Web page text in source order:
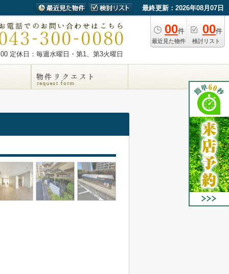
最終更新：2026年08月07日
00件
最近見た物件
00件
検討リスト
定休日：毎週水曜日・第1、第3火曜日